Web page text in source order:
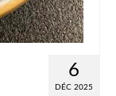
6
DÉC 2025